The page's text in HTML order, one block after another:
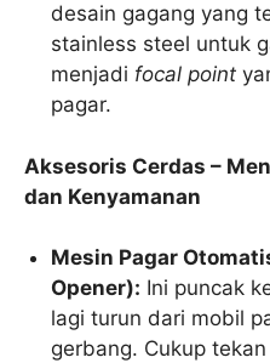
desain gagang yang
stainless steel untuk
menjadi focal point
pagar.
Aksesoris Cerdas –
dan Kenyamanan
Mesin Pagar
Opener): Ini puncak
lagi turun dari mobil
gerbang. Cukup